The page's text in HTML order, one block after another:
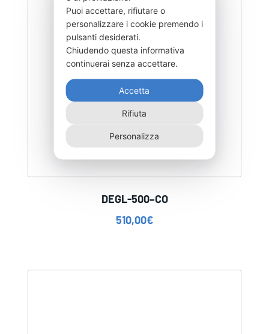
DEGL-500–CO
510,00€
Puoi accettare, rifiutare o
personalizzare i cookie premendo i
pulsanti desiderati.
Chiudendo questa informativa
continuerai senza accettare.
Accetta
Rifiuta
Personalizza